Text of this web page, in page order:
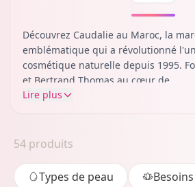
Découvrez Caudalie au Maroc, la
emblématique qui a révolutionné
cosmétique naturelle depuis 1995.
et Bertrand Thomas au cœur de...
Lire plus
54 produits
Types de peau Besoins